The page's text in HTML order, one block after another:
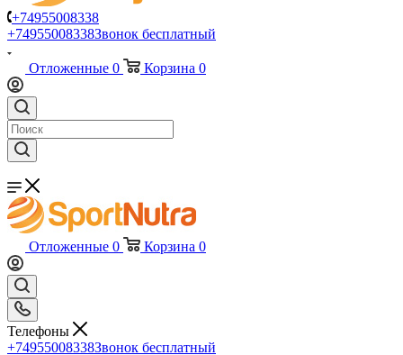
+74955008338
+74955008338Звонок бесплатный
Отложенные 0 Корзина 0
Отложенные 0 Корзина 0
Телефоны
+74955008338Звонок бесплатный